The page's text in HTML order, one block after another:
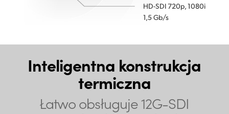
HD-SDI 720p, 1080i
1,5 Gb/s
Inteligentna konstrukcja
termiczna
Łatwo obsługuje12G-SDI